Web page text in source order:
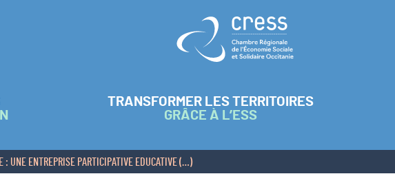
Retour à l'accueil
TRANSFORMER LES TERRITOIRES
GRÂCE À L’ESS
: UNE ENTREPRISE PARTICIPATIVE EDUCATIVE (…)